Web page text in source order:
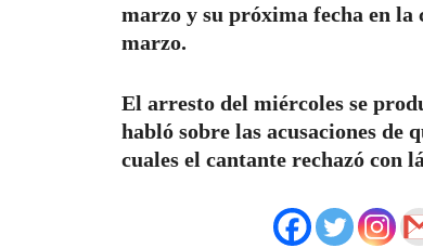
marzo y su próxima fecha en la
marzo.
El arresto del miércoles se
habló sobre las acusaciones de
cuales el cantante rechazó con